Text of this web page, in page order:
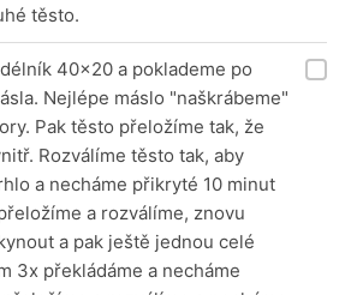
těsto.
40x20 a poklademe po
Nejlépe máslo "naškrábeme"
Pak těsto přeložíme tak, že
Rozválíme těsto tak, aby
a necháme přikryté 10 minut
a rozválíme, znovu
a pak ještě jednou celé
3x překládáme a necháme